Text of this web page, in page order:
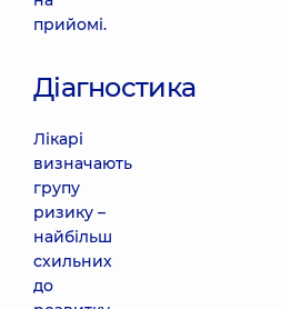
прийомі.
Діагностика
Лікарі
визначають
групу
ризику –
найбільш
схильних
до